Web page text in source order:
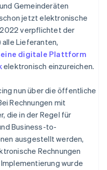
Gemeinderäten
jetzt elektronische
verpflichtet der
alle Lieferanten,
digitale Plattform
elektronisch einzureichen.
nun über die öffentliche
Rechnungen mit
die in der Regel für
Business-to-
ausgestellt werden,
Rechnungen
wurde